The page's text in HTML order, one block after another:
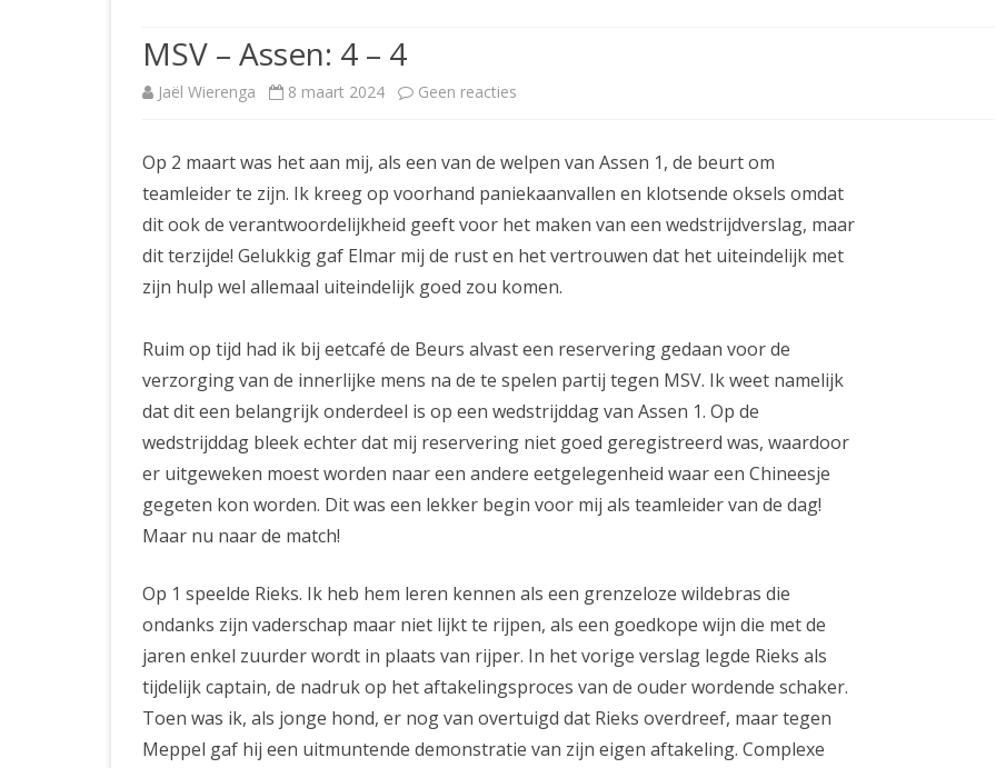
KNSB-RATINGLIJST
SNELSCHAAKKAMPIOENSCHAP
JEUGD 2025-2026
SPEELSCHEMA JEUGD
JEUGDKAMPIOENSCHAPPEN
JUBILEUMVIERKAMPEN UITSLAGEN
INTERNE COMPETITIES
MSV – Assen: 4 – 4
Jaël Wierenga 8 maart 2024 Geen reacties
M
V
–
s
e
n
–
4
Op 2 maart was het aan mij, als een van de welpen van Assen 1, de beurt om
teamleider te zijn. Ik kreeg op voorhand paniekaanvallen en klotsende oksels omdat
dit ook de verantwoordelijkheid geeft voor het maken van een wedstrijdverslag, maar
dit terzijde! Gelukkig gaf Elmar mij de rust en het vertrouwen dat het uiteindelijk met
zijn hulp wel allemaal uiteindelijk goed zou komen.
Ruim op tijd had ik bij eetcafé de Beurs alvast een reservering gedaan voor de
verzorging van de innerlijke mens na de te spelen partij tegen MSV. Ik weet namelijk
dat dit een belangrijk onderdeel is op een wedstrijddag van Assen 1. Op de
wedstrijddag bleek echter dat mij reservering niet goed geregistreerd was, waardoor
er uitgeweken moest worden naar een andere eetgelegenheid waar een Chineesje
gegeten kon worden. Dit was een lekker begin voor mij als teamleider van de dag!
Maar nu naar de match!
Op 1 speelde Rieks. Ik heb hem leren kennen als een grenzeloze wildebras die
ondanks zijn vaderschap maar niet lijkt te rijpen, als een goedkope wijn die met de
jaren enkel zuurder wordt in plaats van rijper. In het vorige verslag legde Rieks als
tijdelijk captain, de nadruk op het aftakelingsproces van de ouder wordende schaker.
Toen was ik, als jonge hond, er nog van overtuigd dat Rieks overdreef, maar tegen
Meppel gaf hij een uitmuntende demonstratie van zijn eigen aftakeling. Complexe